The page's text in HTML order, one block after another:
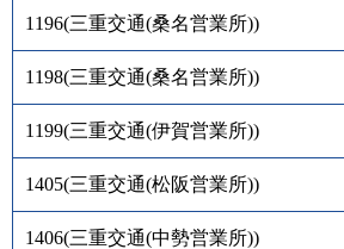
1196(三重交通(桑名営業所))
1198(三重交通(桑名営業所))
1199(三重交通(伊賀営業所))
1405(三重交通(松阪営業所))
1406(三重交通(中勢営業所))